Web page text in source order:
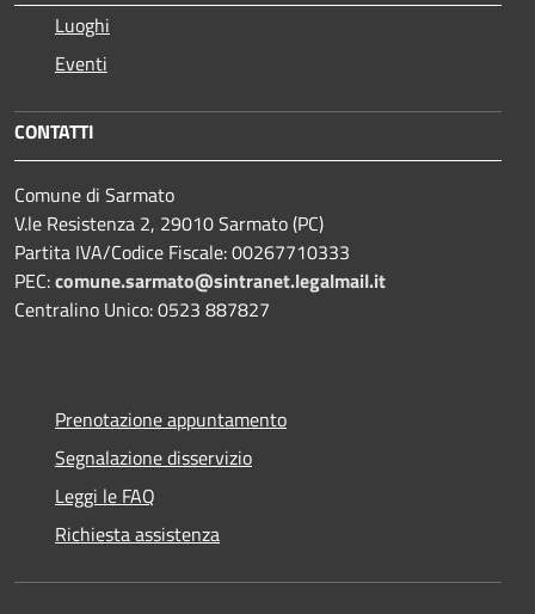
Luoghi
Eventi
CONTATTI
Comune di Sarmato
V.le Resistenza 2, 29010 Sarmato (PC)
Partita IVA/Codice Fiscale: 00267710333
PEC:comune.sarmato@sintranet.legalmail.it
Centralino Unico: 0523 887827
Prenotazione appuntamento
Segnalazione disservizio
Leggi le FAQ
Richiesta assistenza